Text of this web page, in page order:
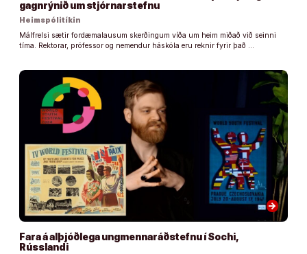
gagnrýnið um stjórnarstefnu
Heimspólitíkin
Málfrelsi sætir fordæmalausum skerðingum víða um heim miðað við seinni
tíma. Rektorar, prófessor og nemendur háskóla eru reknir fyrir það …
arrow_forward
Fara á alþjóðlega ungmennaráðstefnu í Sochi,
Rússlandi